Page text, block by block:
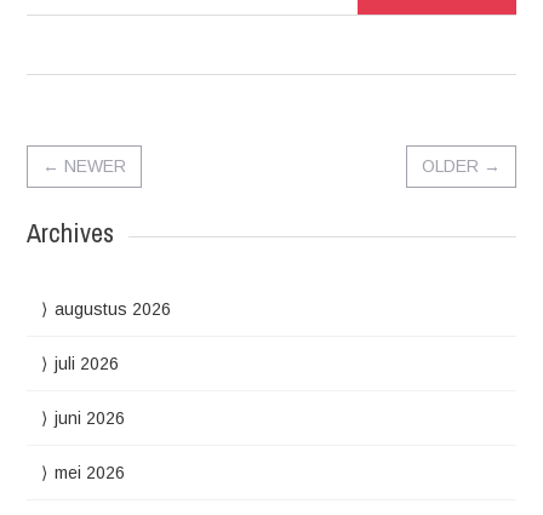
← NEWER OLDER →
Archives
augustus 2026
juli 2026
juni 2026
mei 2026